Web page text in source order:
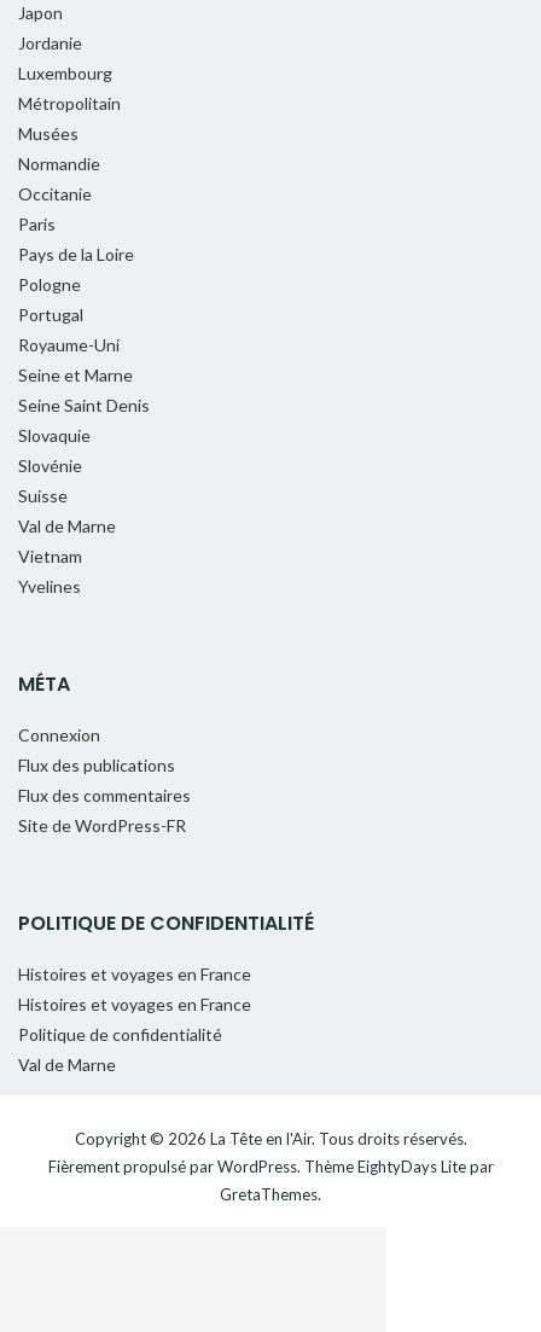
Japon
Jordanie
Luxembourg
Métropolitain
Musées
Normandie
Occitanie
Paris
Pays de la Loire
Pologne
Portugal
Royaume-Uni
Seine et Marne
Seine Saint Denis
Slovaquie
Slovénie
Suisse
Val de Marne
Vietnam
Yvelines
MÉTA
Connexion
Flux des publications
Flux des commentaires
Site de WordPress-FR
POLITIQUE DE CONFIDENTIALITÉ
Histoires et voyages en France
Histoires et voyages en France
Politique de confidentialité
Val de Marne
Copyright © 2026 La Tête en l'Air. Tous droits réservés.
Fièrement propulsé parWordPress. ThèmeEightyDays Litepar
GretaThemes.